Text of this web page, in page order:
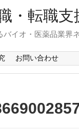
・転職支
イオ・医薬品業界
お問い合わせ